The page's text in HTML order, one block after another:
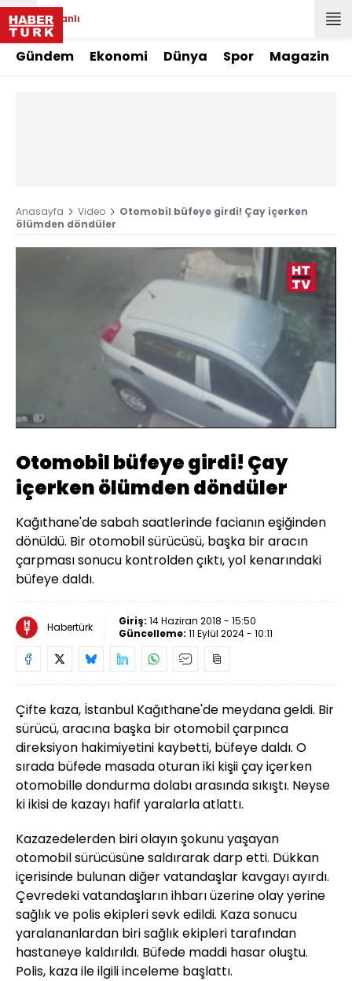
Canlı
Gündem Ekonomi Dünya Spor Magazin
Anasayfa Video
Otomobil büfeye girdi! Çay içerken
ölümden döndüler
Aç
Yüklendi:
73.72%
Oynatma
Hızı
Otomobil büfeye girdi! Çay
içerken ölümden döndüler
Kağıthane'de sabah saatlerinde facianın eşiğinden
dönüldü. Bir otomobil sürücüsü, başka bir aracın
çarpması sonucu kontrolden çıktı, yol kenarındaki
büfeye daldı.
Habertürk Giriş: 14 Haziran 2018 - 15:50
Güncelleme: 11 Eylül 2024 - 10:11
Çifte kaza, İstanbul Kağıthane'de meydana geldi. Bir
sürücü, aracına başka bir otomobil çarpınca
direksiyon hakimiyetini kaybetti, büfeye daldı. O
sırada büfede masada oturan iki kişii çay içerken
otomobille dondurma dolabı arasında sıkıştı. Neyse
ki ikisi de kazayı hafif yaralarla atlattı.
Kazazedelerden biri olayın şokunu yaşayan
otomobil sürücüsüne saldırarak darp etti. Dükkan
içerisinde bulunan diğer vatandaşlar kavgayı ayırdı.
Çevredeki vatandaşların ihbarı üzerine olay yerine
sağlık ve polis ekipleri sevk edildi. Kaza sonucu
yaralananlardan biri sağlık ekipleri tarafından
hastaneye kaldırıldı. Büfede maddi hasar oluştu.
Polis, kaza ile ilgili inceleme başlattı.